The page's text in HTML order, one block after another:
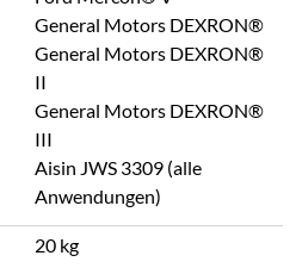
General Motors DEXRON®
General Motors DEXRON®
II
General Motors DEXRON®
III
Aisin JWS 3309 (alle
Anwendungen)
20 kg